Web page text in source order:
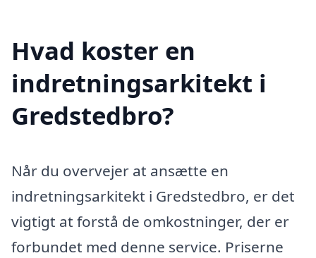
Hvad koster en
indretningsarkitekt i
Gredstedbro?
Når du overvejer at ansætte en
indretningsarkitekt i Gredstedbro, er det
vigtigt at forstå de omkostninger, der er
forbundet med denne service. Priserne